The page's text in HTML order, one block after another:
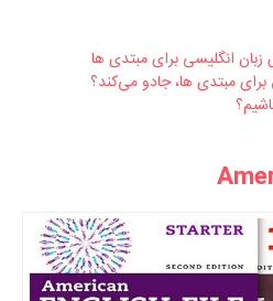
انگلیسی برای مبتدی ها
مبتدی ها، جادو می‌کند؟